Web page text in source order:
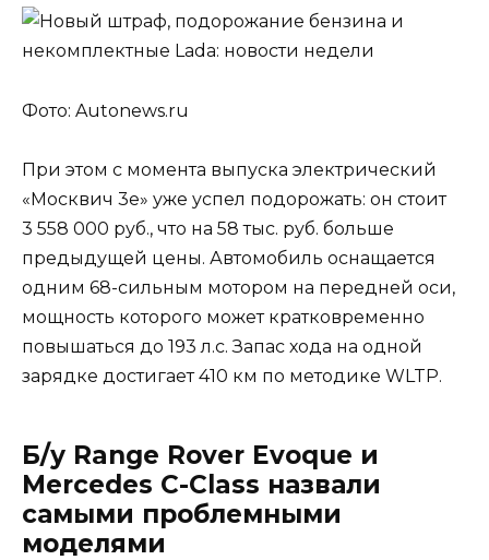
Фото: Autonews.ru
При этом с момента выпуска электрический
«Москвич 3е» уже успел подорожать: он стоит
3 558 000 руб., что на 58 тыс. руб. больше
предыдущей цены. Автомобиль оснащается
одним 68-сильным мотором на передней оси,
мощность которого может кратковременно
повышаться до 193 л.с. Запас хода на одной
зарядке достигает 410 км по методике WLTP.
Б/у Range Rover Evoque и
Mercedes C-Class назвали
самыми проблемными
моделями